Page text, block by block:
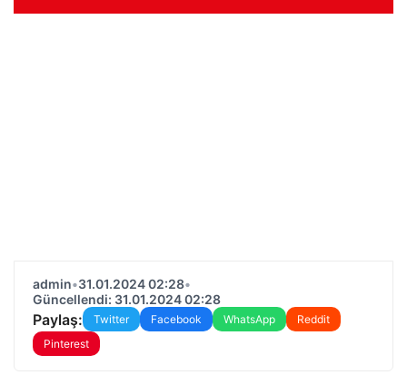
admin•31.01.2024 02:28•
Güncellendi: 31.01.2024 02:28
Paylaş: Twitter Facebook WhatsApp
Reddit
Pinterest